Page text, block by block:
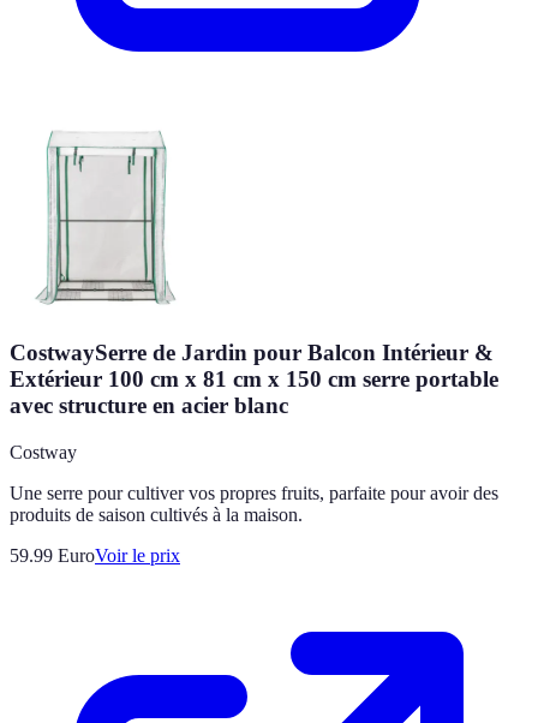
CostwaySerre de Jardin pour Balcon Intérieur &
Extérieur 100 cm x 81 cm x 150 cm serre portable
avec structure en acier blanc
Costway
Une serre pour cultiver vos propres fruits, parfaite pour avoir des
produits de saison cultivés à la maison.
59.99 EuroVoir le prix